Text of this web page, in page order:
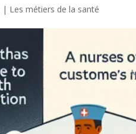
| Les métiers de la santé